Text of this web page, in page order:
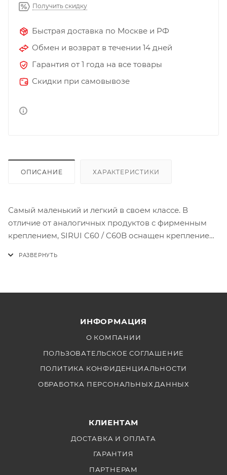
Получить скидку
Быстрая доставка по Москве и РФ
Обмен и возврат в течении 14 дней
Гарантия от 1 года на все товары
Скидки при самовывозе
ОПИСАНИЕ ХАРАКТЕРИСТИКИ
Самый маленький и легкий в своем классе. В
отличие от аналогичных продуктов с фирменным
креплением, SIRUI C60 / C60B оснащен креплением
ИНФОРМАЦИЯ
О КОМПАНИИ
ПОЛЬЗОВАТЕЛЬСКОЕ СОГЛАШЕНИЕ
ПОЛИТИКА КОНФИДЕНЦИАЛЬНОСТИ
ОБРАБОТКА ПЕРСОНАЛЬНЫХ ДАННЫХ
КЛИЕНТАМ
ДОСТАВКА И ОПЛАТА
ГАРАНТИЯ
ПАРТНЕРАМ